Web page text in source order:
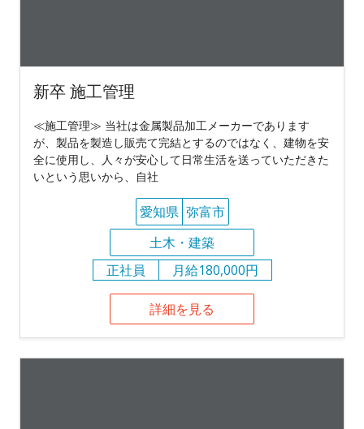
新卒 施工管理
≪施工管理≫ 当社は金属製品加工メーカーであります
が、製品を製造し販売て完結とするのではなく、建物を安
全に使用し、人々が安心して日常生活を送っていただきた
いという思いから、自社
愛知県 弥富市
土木・建築
正社員
月給180,000円
詳細を見る